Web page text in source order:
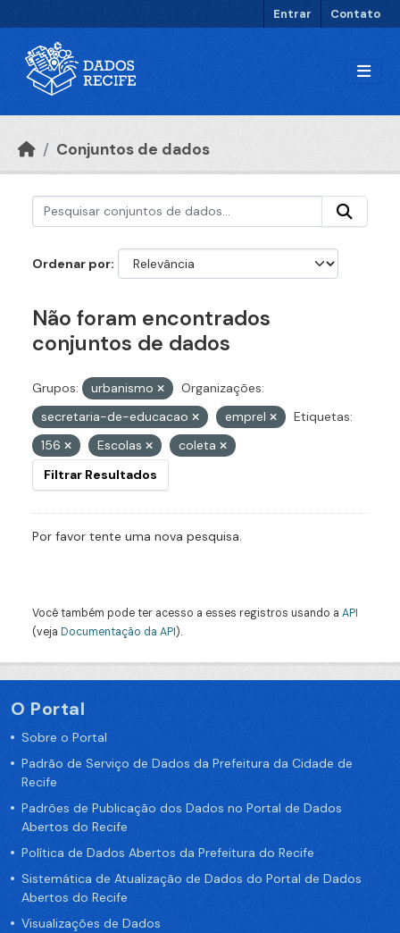
Entrar Contato
Conjuntos de dados
Ordenar por
Não foram encontrados
conjuntos de dados
Grupos: urbanismo
Organizações:
secretaria-de-educacao
emprel
Etiquetas:
156
Escolas
coleta
Filtrar Resultados
Por favor tente uma nova pesquisa.
Você também pode ter acesso a esses registros usando a API
(veja Documentação da API).
O Portal
Sobre o Portal
Padrão de Serviço de Dados da Prefeitura da Cidade de
Recife
Padrões de Publicação dos Dados no Portal de Dados
Abertos do Recife
Política de Dados Abertos da Prefeitura do Recife
Sistemática de Atualização de Dados do Portal de Dados
Abertos do Recife
Visualizações de Dados